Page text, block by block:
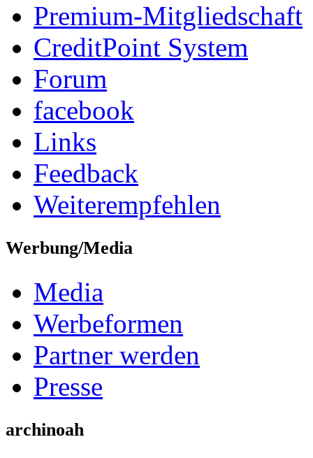
Premium-Mitgliedschaft
CreditPoint System
Forum
facebook
Links
Feedback
Weiterempfehlen
Werbung/Media
Media
Werbeformen
Partner werden
Presse
archinoah